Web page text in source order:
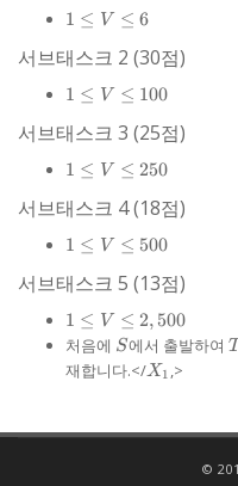
1
V
\le
6
1 ≤ V ≤ 6
서브태스크 2 (30점)
1
V
\le
100
1 ≤ V ≤ 100
서브태스크 3 (25점)
1
V
\le
250
1 ≤ V ≤ 250
서브태스크 4 (18점)
1
V
\le
500
1 ≤ V ≤ 500
서브태스크 5 (13점)
1 \le
V \le
2,500
1 ≤ V ≤ 2, 500
처음에 S
S에서 출발하여 T
재합니다.</X_{1}
X1 ,>
©